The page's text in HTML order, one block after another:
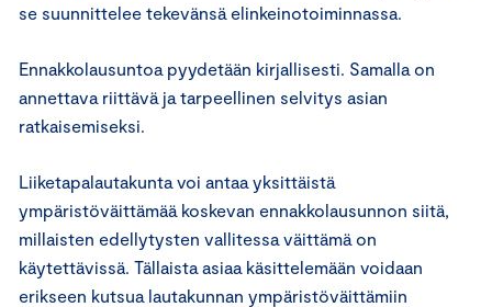
se suunnittelee tekevänsä elinkeinotoiminnassa.
Ennakkolausuntoa pyydetään kirjallisesti. Samalla on
annettava riittävä ja tarpeellinen selvitys asian
ratkaisemiseksi.
Liiketapalautakunta voi antaa yksittäistä
ympäristöväittämää koskevan ennakkolausunnon siitä,
millaisten edellytysten vallitessa väittämä on
käytettävissä. Tällaista asiaa käsittelemään voidaan
erikseen kutsua lautakunnan ympäristöväittämiin